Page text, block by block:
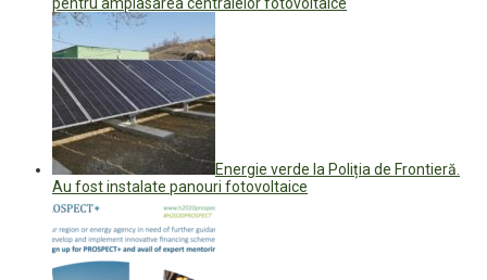
Energie verde la Poliția de Frontieră.
Au fost instalate panouri fotovoltaice